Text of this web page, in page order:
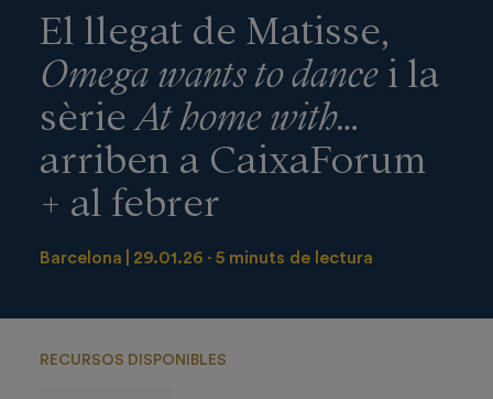
El llegat de Matisse,
Omega wants to dancei la
sèrie At home with…
arriben a CaixaForum
+ al febrer
Barcelona 29.01.26 5 minuts de lectura
RECURSOS DISPONIBLES